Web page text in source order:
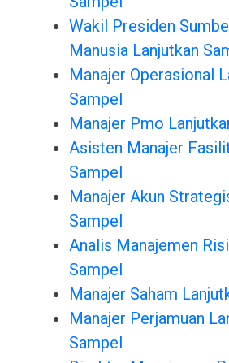
Wakil Presiden
Manusia Lanjutkan
Manajer Operasional
Sampel
Manajer Pmo
Asisten Manajer
Sampel
Manajer Akun
Sampel
Analis Manajemen
Sampel
Manajer Saham
Manajer Perjamuan
Sampel